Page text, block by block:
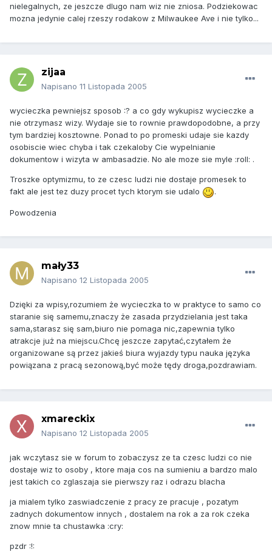
nielegalnych, ze jeszcze dlugo nam wiz nie zniosa. Podziekowac
mozna jedynie calej rzeszy rodakow z Milwaukee Ave i nie tylko...
zijaa
Napisano 11 Listopada 2005
wycieczka pewniejsz sposob :? a co gdy wykupisz wycieczke a
nie otrzymasz wizy. Wydaje sie to rownie prawdopodobne, a przy
tym bardziej kosztowne. Ponad to po promeski udaje sie kazdy
osobiscie wiec chyba i tak czekaloby Cie wypelnianie
dokumentow i wizyta w ambasadzie. No ale moze sie myle :roll: .
Troszke optymizmu, to ze czesc ludzi nie dostaje promesek to
fakt ale jest tez duzy procet tych ktorym sie udalo
.
Powodzenia
mały33
Napisano 12 Listopada 2005
Dzięki za wpisy,rozumiem że wycieczka to w praktyce to samo co
staranie się samemu,znaczy że zasada przydzielania jest taka
sama,starasz się sam,biuro nie pomaga nic,zapewnia tylko
atrakcje już na miejscu.Chcę jeszcze zapytać,czytałem że
organizowane są przez jakieś biura wyjazdy typu nauka języka
powiązana z pracą sezonową,być może tędy droga,pozdrawiam.
xmareckix
Napisano 12 Listopada 2005
jak wczytasz sie w forum to zobaczysz ze ta czesc ludzi co nie
dostaje wiz to osoby , ktore maja cos na sumieniu a bardzo malo
jest takich co zglaszaja sie pierwszy raz i odrazu blacha
ja mialem tylko zaswiadczenie z pracy ze pracuje , pozatym
zadnych dokumentow innych , dostalem na rok a za rok czeka
znow mnie ta chustawka :cry:
pzdr :!: